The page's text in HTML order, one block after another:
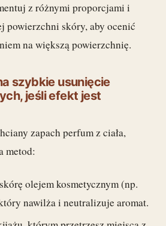
z różnymi proporcjami i
powierzchni skóry, aby ocenić
na większą powierzchnię.
szybkie usunięcie
jeśli efekt jest
zapach perfum z ciała,
metod:
olejem kosmetycznym (np.
nawilża i neutralizuje aromat.